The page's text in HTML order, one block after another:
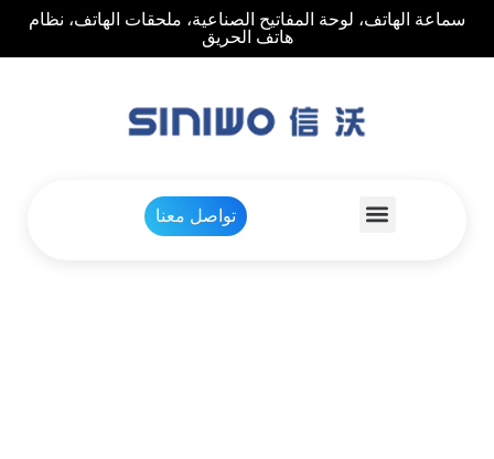
سماعة الهاتف، لوحة المفاتيح الصناعية، ملحقات الهاتف، نظام
هاتف الحريق
تواصل معنا